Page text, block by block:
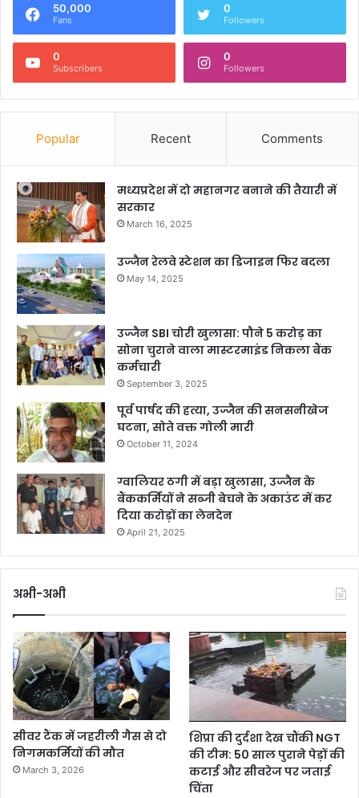
50,000
Fans
0
Followers
0
Subscribers
0
Followers
Popular Recent Comments
मध्यप्रदेश में दो महानगर बनाने की तैयारी में
सरकार
March 16, 2025
उज्जैन रेलवे स्टेशन का डिजाइन फिर बदला
May 14, 2025
उज्जैन SBI चोरी खुलासा: पौने 5 करोड़ का
सोना चुराने वाला मास्टरमाइंड निकला बैंक
कर्मचारी
September 3, 2025
पूर्व पार्षद की हत्या, उज्जैन की सनसनीखेज
घटना, सोते वक्त गोली मारी
October 11, 2024
ग्वालियर ठगी में बड़ा खुलासा, उज्जैन के
बैंककर्मियों ने सब्जी बेचने के अकाउंट में कर
दिया करोड़ों का लेनदेन
April 21, 2025
अभी-अभी
सीवर टैंक में जहरीली गैस से दो
निगमकर्मियों की मौत
March 3, 2026
शिप्रा की दुर्दशा देख चौंकी NGT
की टीम: 50 साल पुराने पेड़ों की
कटाई और सीवरेज पर जताई
चिंता